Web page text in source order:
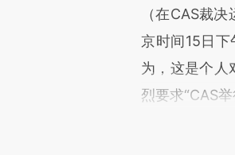
（在CAS裁
京时间15日
为，这是个人
烈要求“CAS